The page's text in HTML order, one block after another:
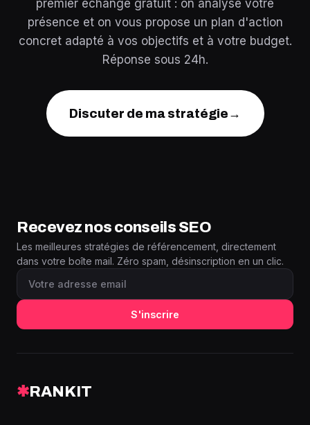
premier échange gratuit : on analyse votre
présence et on vous propose un plan d'action
concret adapté à vos objectifs et à votre budget.
Réponse sous 24h.
Discuter de ma stratégie →
Recevez nos conseils SEO
Les meilleures stratégies de référencement, directement
dans votre boîte mail. Zéro spam, désinscription en un clic.
S'inscrire
✱RANKIT